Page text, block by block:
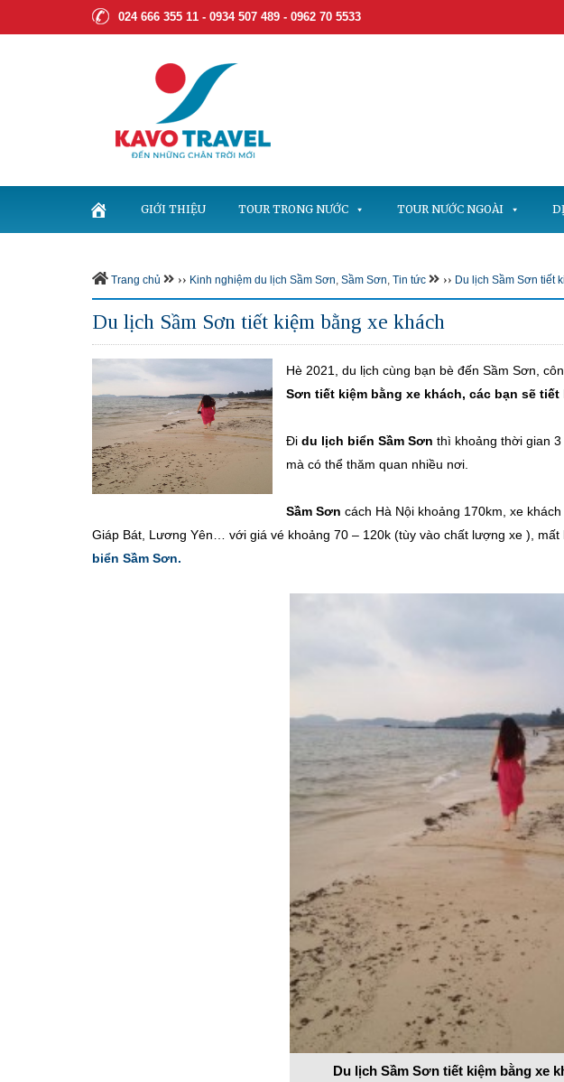
024 666 355 11 - 0934 507 489 - 0962 70 5533
GIỚI THIỆU TOUR TRONG NƯỚC TOUR NƯỚC NGOÀI
Trang chủ ›› Kinh nghiệm du lịch Sầm Sơn, Sầm Sơn, Tin tức ›› Du lịch Sầm Sơn tiết
Du lịch Sầm Sơn tiết kiệm bằng xe khách
Hè 2021, du lịch cùng bạn bè đến Sầm Sơn,
Sơn tiết kiệm bằng xe khách, các bạn sẽ
Đi du lịch biển Sầm Sơn thì khoảng thời gian
mà có thể thăm quan nhiều nơi.
Sầm Sơn cách Hà Nội khoảng 170km, xe
Giáp Bát, Lương Yên… với giá vé khoảng 70 – 120k (tùy vào chất lượng xe ), mất
biển Sầm Sơn.
Du lịch Sầm Sơn tiết kiệm bằng xe